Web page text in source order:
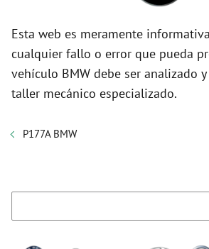
Esta web es meramente
cualquier fallo o error que pueda
vehículo BMW debe ser analizado
taller mecánico especializado.
P177A BMW